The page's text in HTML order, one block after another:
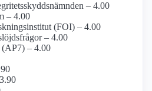
– 4.00
– 4.00
(FOI) – 4.00
– 4.00
(AP7) – 4.00